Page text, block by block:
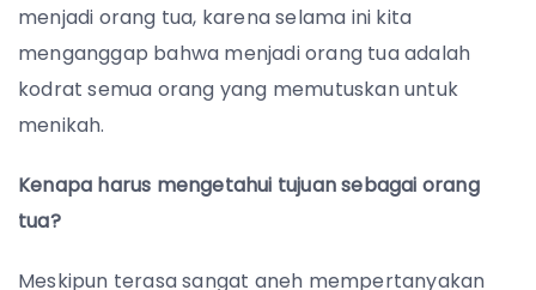
menjadi orang tua, karena selama ini kita
menganggap bahwa menjadi orang tua adalah
kodrat semua orang yang memutuskan untuk
menikah.
Kenapa harus mengetahui tujuan sebagai orang
tua?
Meskipun terasa sangat aneh mempertanyakan